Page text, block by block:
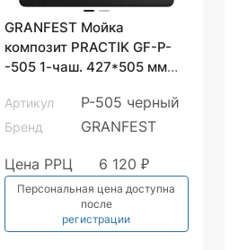
GRANFEST Мойка
композит PRACTIK GF-P-
-505 1-чаш. 427*505 мм
Артикул P-505 черный
Бренд GRANFEST
Цена РРЦ 6 120 ₽
Персональная цена доступна
после
регистрации